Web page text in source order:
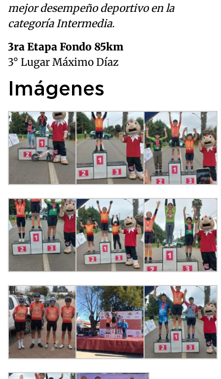
mejor desempeño deportivo en la
categoría Intermedia.
3ra Etapa Fondo 85km
3° Lugar Máximo Díaz
Imágenes